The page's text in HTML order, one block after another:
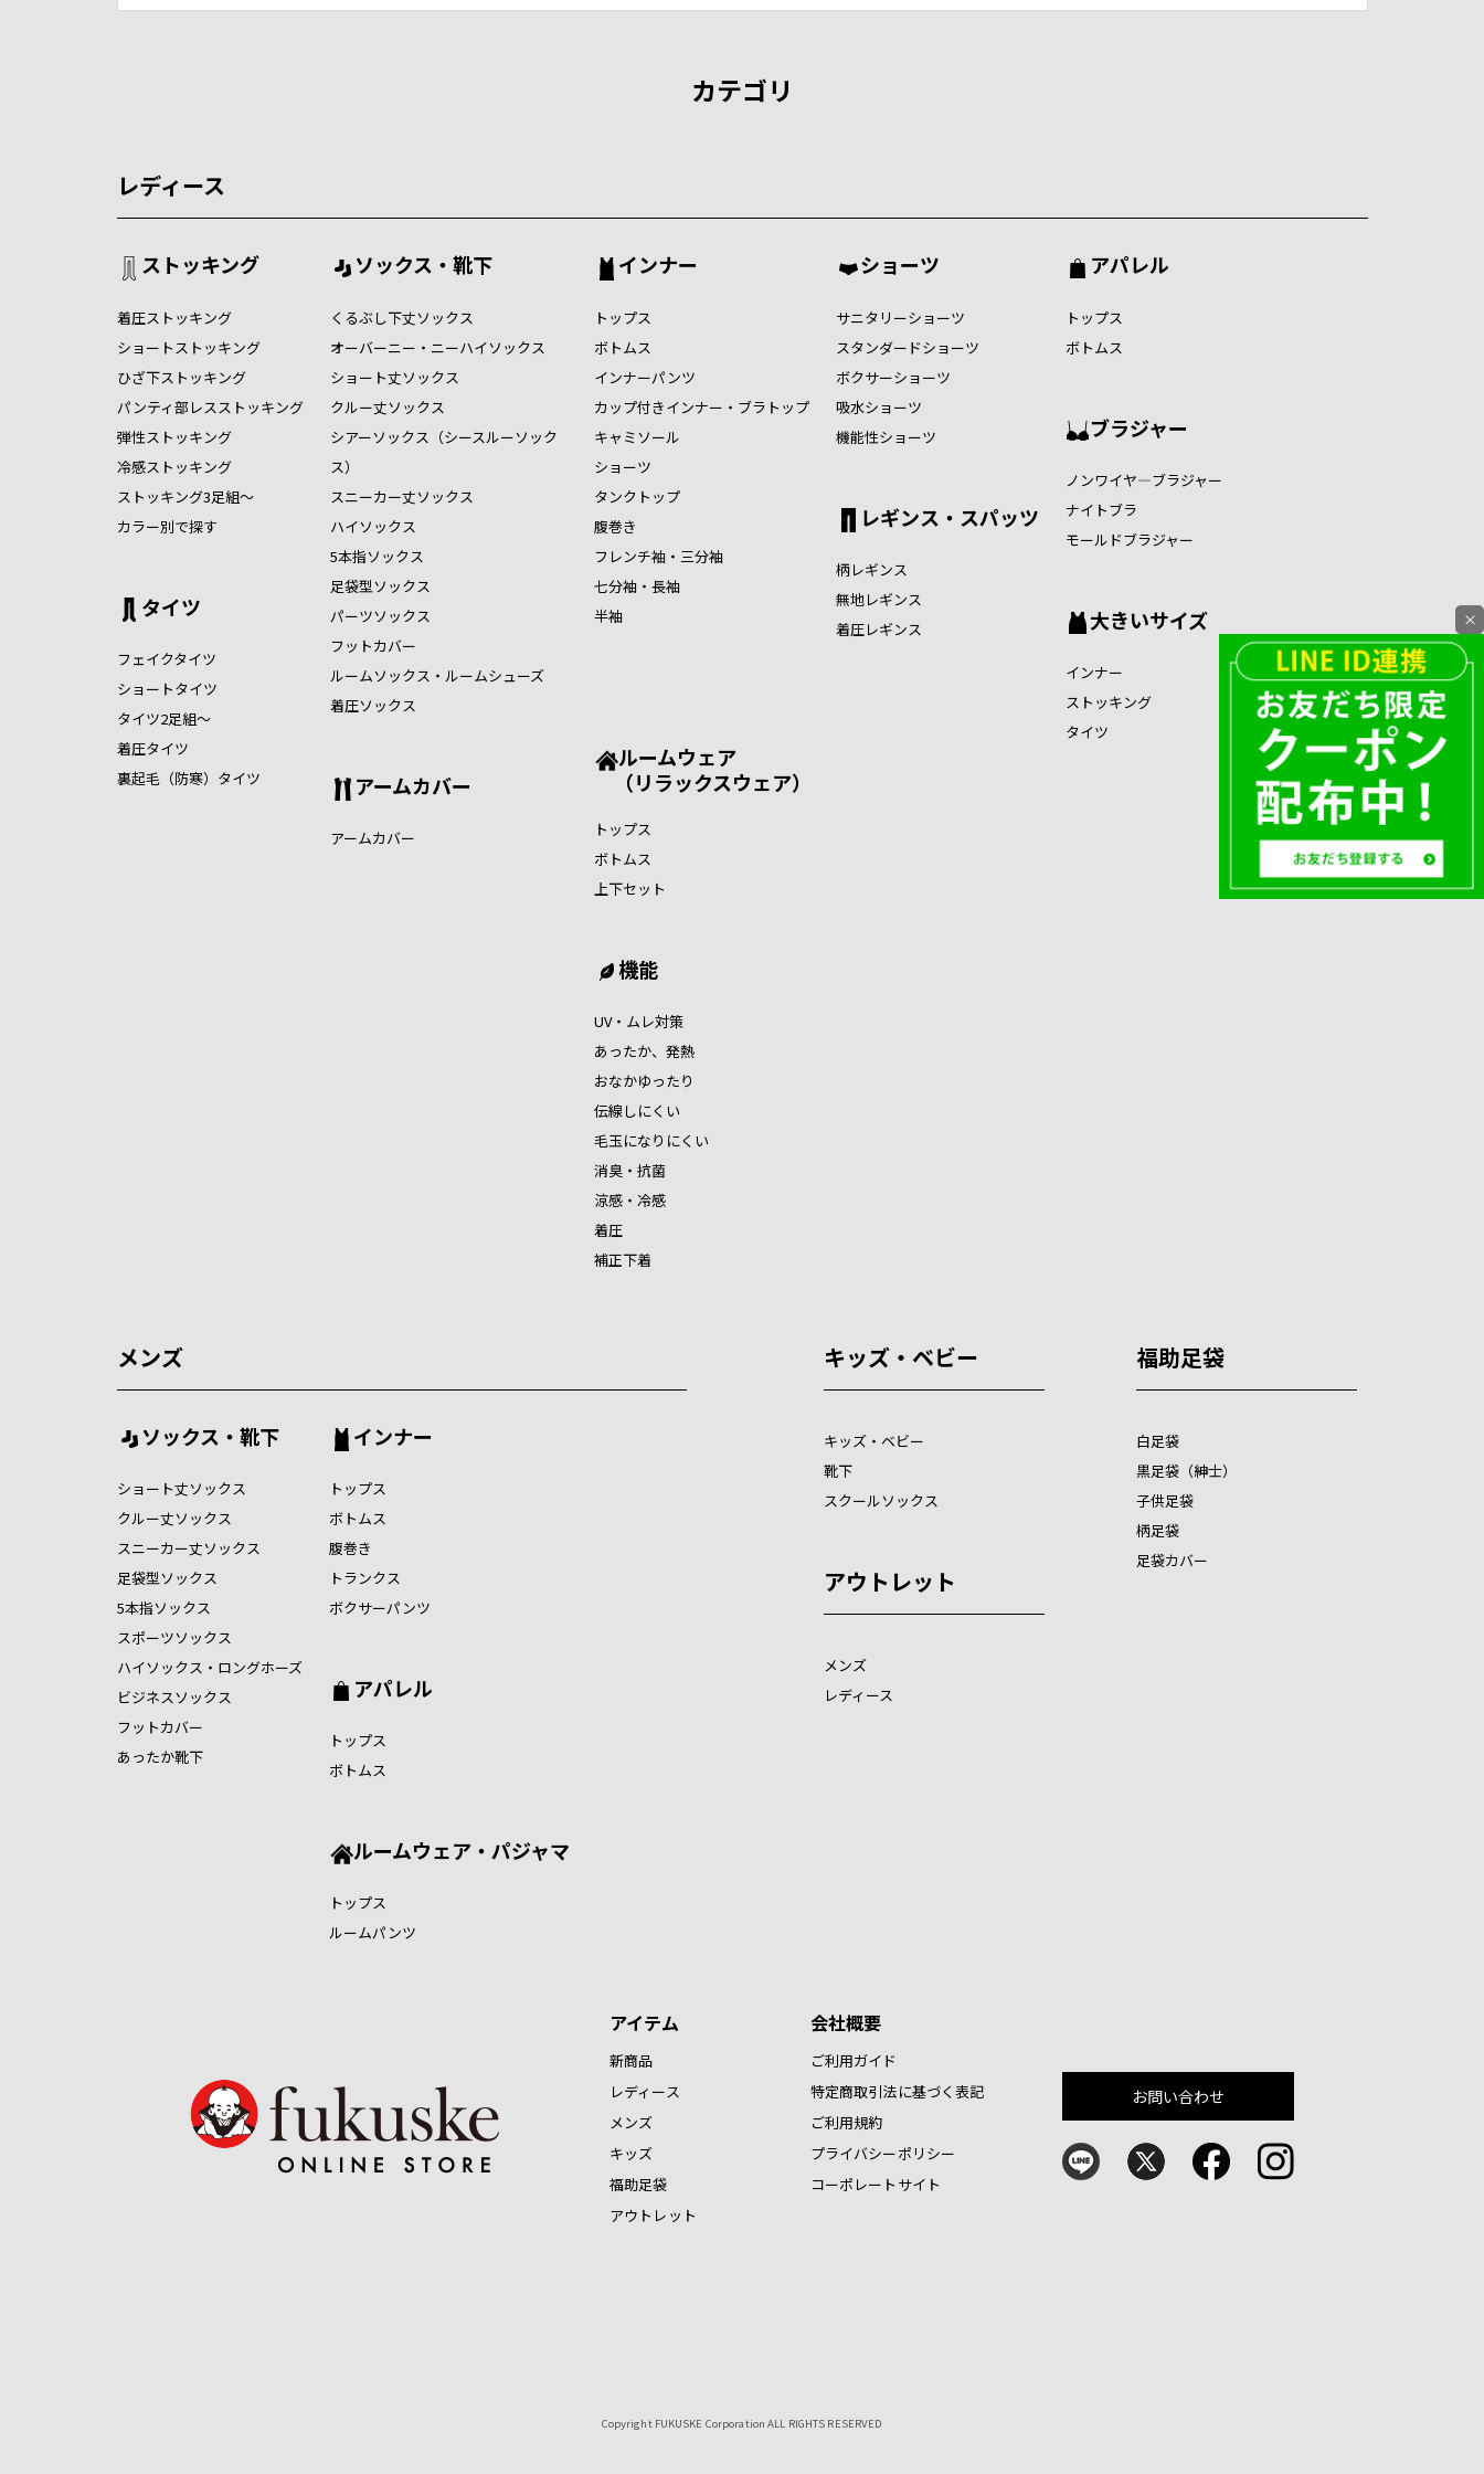
カテゴリ
レディース
ストッキング
着圧ストッキング
ショートストッキング
ひざ下ストッキング
パンティ部レスストッキング
弾性ストッキング
冷感ストッキング
ストッキング3足組～
カラー別で探す
タイツ
フェイクタイツ
ショートタイツ
タイツ2足組～
着圧タイツ
裏起毛（防寒）タイツ
ソックス・靴下
くるぶし下丈ソックス
オーバーニー・ニーハイソックス
ショート丈ソックス
クルー丈ソックス
シアーソックス（シースルーソック
ス）
スニーカー丈ソックス
ハイソックス
5本指ソックス
足袋型ソックス
パーツソックス
フットカバー
ルームソックス・ルームシューズ
着圧ソックス
アームカバー
アームカバー
インナー
トップス
ボトムス
インナーパンツ
カップ付きインナー・ブラトップ
キャミソール
ショーツ
タンクトップ
腹巻き
フレンチ袖・三分袖
七分袖・長袖
半袖
ショーツ
サニタリーショーツ
スタンダードショーツ
ボクサーショーツ
吸水ショーツ
機能性ショーツ
レギンス・スパッツ
柄レギンス
無地レギンス
着圧レギンス
アパレル
トップス
ボトムス
ブラジャー
ノンワイヤ―ブラジャー
ナイトブラ
モールドブラジャー
大きいサイズ
インナー
ストッキング
タイツ
ルームウェア
（リラックスウェア）
トップス
ボトムス
上下セット
機能
UV・ムレ対策
あったか、発熱
おなかゆったり
伝線しにくい
毛玉になりにくい
消臭・抗菌
涼感・冷感
着圧
補正下着
メンズ
ソックス・靴下
ショート丈ソックス
クルー丈ソックス
スニーカー丈ソックス
足袋型ソックス
5本指ソックス
スポーツソックス
ハイソックス・ロングホーズ
ビジネスソックス
フットカバー
あったか靴下
インナー
トップス
ボトムス
腹巻き
トランクス
ボクサーパンツ
アパレル
トップス
ボトムス
ルームウェア・パジャマ
トップス
ルームパンツ
キッズ・ベビー
キッズ・ベビー
靴下
スクールソックス
アウトレット
メンズ
レディース
福助足袋
白足袋
黒足袋（紳士）
子供足袋
柄足袋
足袋カバー
アイテム
新商品
レディース
メンズ
キッズ
福助足袋
アウトレット
会社概要
ご利用ガイド
特定商取引法に基づく表記
ご利用規約
プライバシーポリシー
コーポレートサイト
お問い合わせ
Copyright FUKUSKE Corporation ALL RIGHTS RESERVED
×